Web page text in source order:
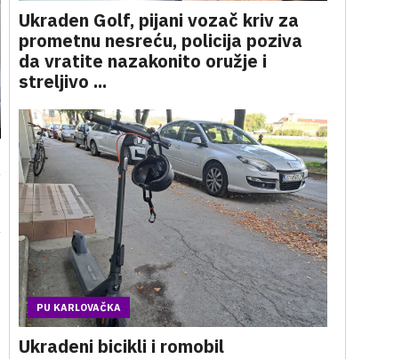
Ukraden Golf, pijani vozač kriv za
prometnu nesreću, policija poziva
da vratite nazakonito oružje i
streljivo ...
PU KARLOVAČKA
Ukradeni bicikli i romobil